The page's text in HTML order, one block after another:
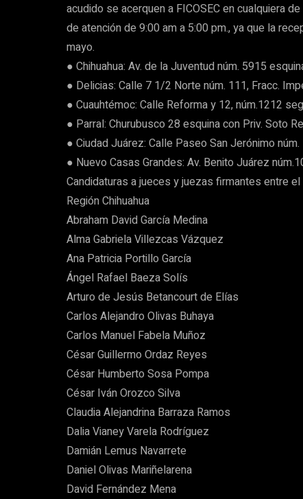
acudido se acerquen a FICOSEC en cualquiera
de atención de 9:00 am a 5:00 pm., ya que la
mayo.
● Chihuahua: Av. de la Juventud núm. 5915
● Delicias: Calle 7 1/2 Norte núm. 111, Fracc.
● Cuauhtémoc: Calle Reforma y 12, núm.1212
● Parral: Churubusco 28 esquina con Priv. Soto
● Ciudad Juárez: Calle Paseo San Jerónimo
● Nuevo Casas Grandes: Av. Benito Juárez
Candidaturas a jueces y juezas firmantes entre
Región Chihuahua
Abraham David García Medina
Alma Gabriela Villezcas Vázquez
Ana Patricia Portillo García
Ángel Rafael Baeza Solís
Arturo de Jesús Betancourt de Elías
Carlos Alejandro Olivas Buhaya
Carlos Manuel Fabela Muñoz
César Guillermo Ordaz Reyes
César Humberto Sosa Pompa
César Iván Orozco Silva
Claudia Alejandrina Barraza Ramos
Dalia Vianey Varela Rodríguez
Damián Lemus Navarrete
Daniel Olivas Mariñelarena
David Fernández Mena